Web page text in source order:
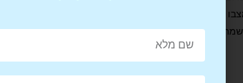
החדש, ללא שימוש.
לעזור בהחזר או בהחלפה.